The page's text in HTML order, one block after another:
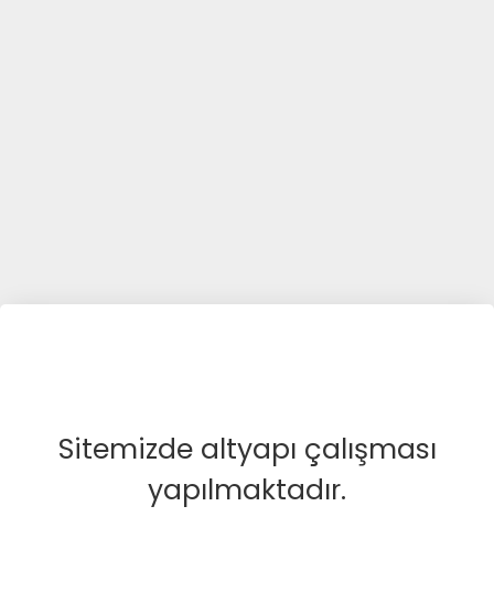
Sitemizde altyapı çalışması
yapılmaktadır.